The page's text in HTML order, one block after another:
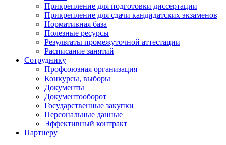
Прикрепление для подготовки диссертации
Прикрепление для сдачи кандидатских экзаменов
Нормативная база
Полезные ресурсы
Результаты промежуточной аттестации
Расписание занятий
Сотруднику
Профсоюзная организация
Конкурсы, выборы
Документы
Документооборот
Государственные закупки
Персональные данные
Эффективный контракт
Партнеру